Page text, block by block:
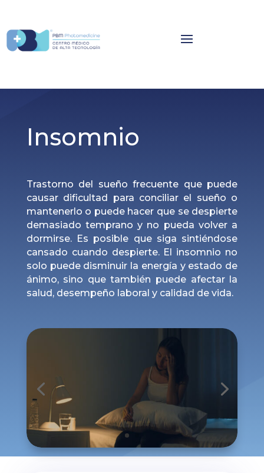
Insomnio
Trastorno del sueño frecuente que puede
causar dificultad para conciliar el sueño o
mantenerlo o puede hacer que se despierte
demasiado temprano y no pueda volver a
dormirse. Es posible que siga sintiéndose
cansado cuando despierte. El insomnio no
solo puede disminuir la energía y estado de
ánimo, sino que también puede afectar la
salud, desempeño laboral y calidad de vida.